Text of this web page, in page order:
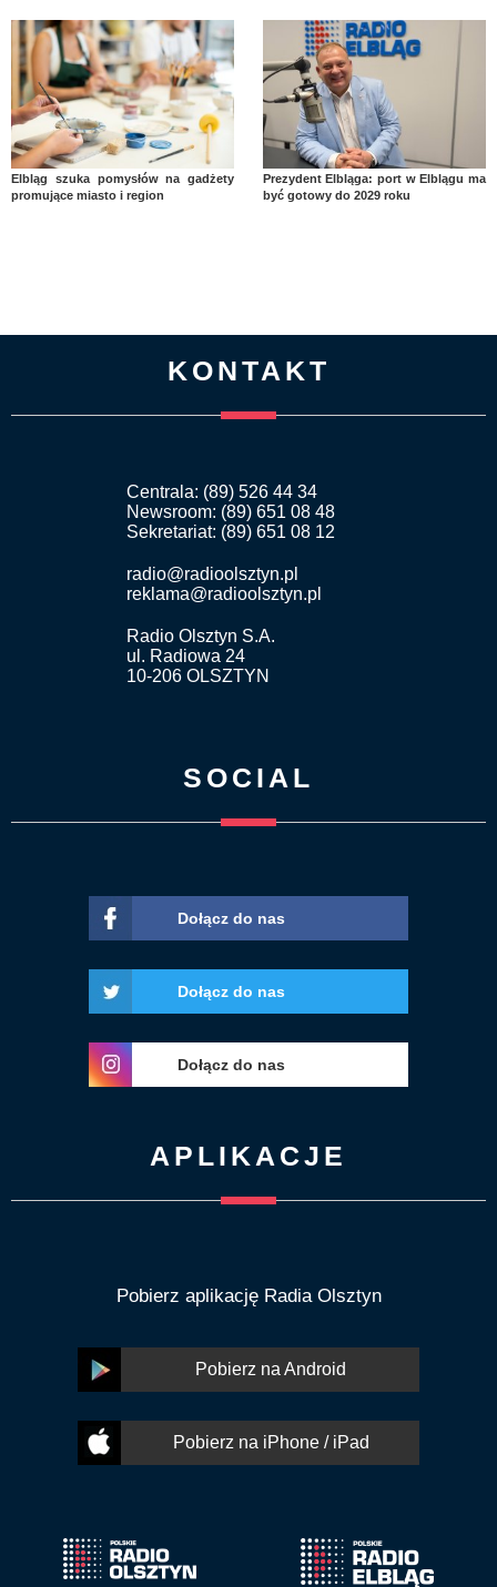
Elbląg szuka pomysłów na gadżety
promujące miasto i region
Prezydent Elbląga: port w Elblągu ma
być gotowy do 2029 roku
KONTAKT
Centrala: (89) 526 44 34
Newsroom: (89) 651 08 48
Sekretariat: (89) 651 08 12
radio@radioolsztyn.pl
reklama@radioolsztyn.pl
Radio Olsztyn S.A.
ul. Radiowa 24
10-206 OLSZTYN
SOCIAL
Dołącz do nas
Dołącz do nas
Dołącz do nas
APLIKACJE
Pobierz aplikację Radia Olsztyn
Pobierz na Android
Pobierz na iPhone / iPad